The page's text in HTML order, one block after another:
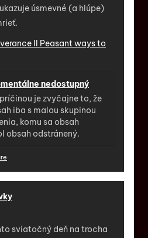
úsmevné (a hlúpe)
II Peasant ways to
nedostupný
je zvyčajne to, že
iba s malou skupinou
komu sa obsah
obsah odstránený.
sviatočný deň na trocha